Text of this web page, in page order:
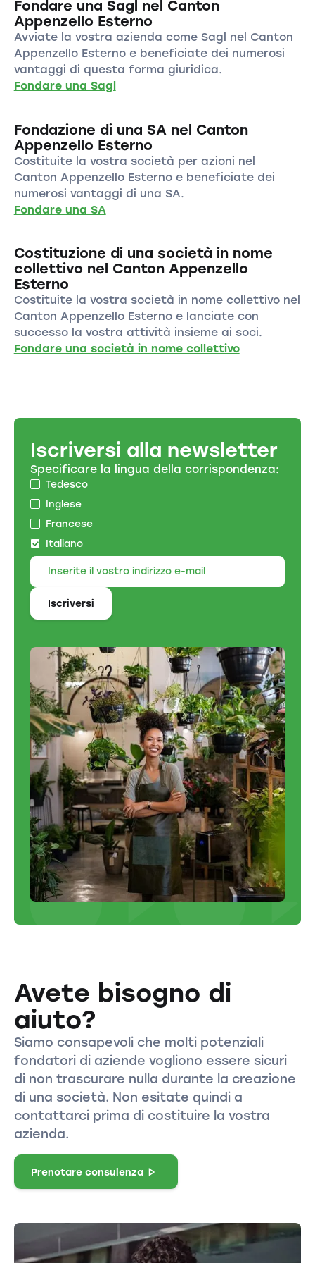
Fondare una Sagl nel Canton
Appenzello Esterno
Avviate la vostra azienda come Sagl nel Canton
Appenzello Esterno e beneficiate dei numerosi
vantaggi di questa forma giuridica.
Fondare una Sagl
Fondazione di una SA nel Canton
Appenzello Esterno
Costituite la vostra società per azioni nel
Canton Appenzello Esterno e beneficiate dei
numerosi vantaggi di una SA.
Fondare una SA
Costituzione di una società in nome
collettivo nel Canton Appenzello
Esterno
Costituite la vostra società in nome collettivo nel
Canton Appenzello Esterno e lanciate con
successo la vostra attività insieme ai soci.
Fondare una società in nome collettivo
Iscriversi alla newsletter
Specificare la lingua della corrispondenza:
Tedesco
Inglese
Francese
Italiano
Avete bisogno di
aiuto?
Siamo consapevoli che molti potenziali
fondatori di aziende vogliono essere sicuri
di non trascurare nulla durante la creazione
di una società. Non esitate quindi a
contattarci prima di costituire la vostra
azienda.
Prenotare consulenza